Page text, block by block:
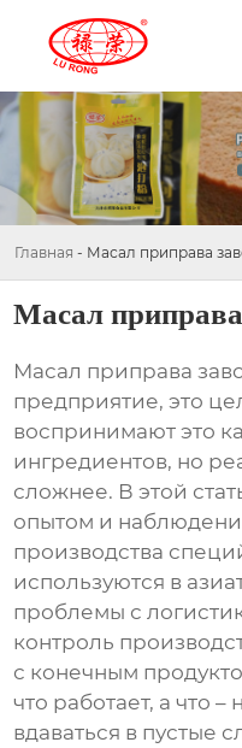
Главная - Масал приправа
Масал приправа
Масал приправа
предприятие, это
воспринимают это
ингредиентов, но
сложнее. В этой
опытом и
производства
используются в
проблемы с
контроль
с конечным
что работает, а что
вдаваться в пустые